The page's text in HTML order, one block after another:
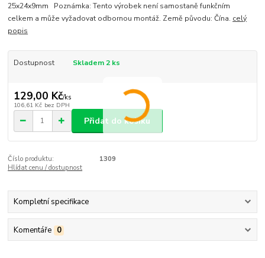
25x24x9mm Poznámka: Tento výrobek není samostaně funkčním
celkem a může vyžadovat odbornou montáž. Země původu: Čína. celý
popis
Dostupnost Skladem 2 ks
129,00 Kč/ks
106,61 Kč bez DPH
Přidat do košíku
Číslo produktu:
1309
Hlídat cenu / dostupnost
Kompletní specifikace
Komentáře 0